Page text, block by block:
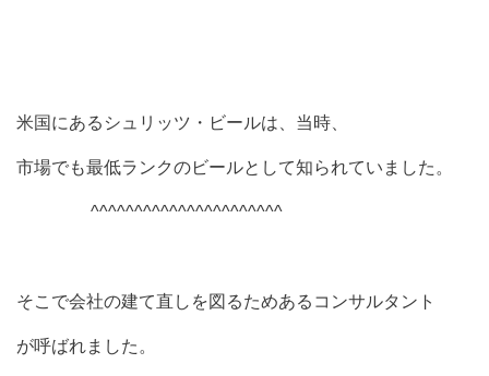
米国にあるシュリッツ・ビールは、当時、
市場でも最低ランクのビールとして知られていました。
^^^^^^^^^^^^^^^^^^^^^^
そこで会社の建て直しを図るためあるコンサルタント
が呼ばれました。